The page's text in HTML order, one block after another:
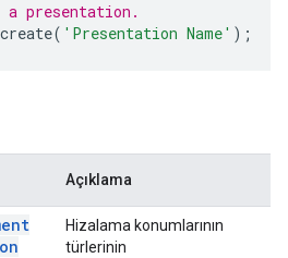
a presentation.
create( 'Presentation Name' );
Açıklama
Hizalama konumlarının
türlerinin